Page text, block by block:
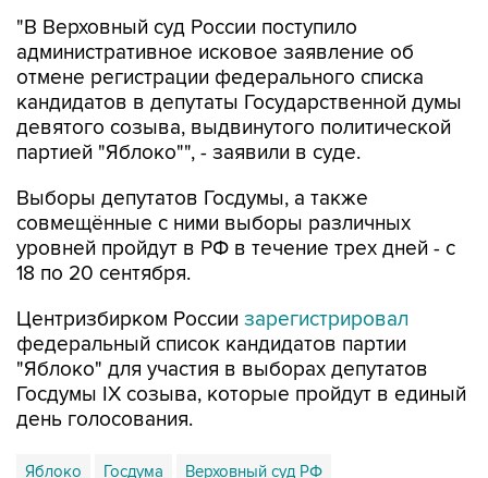
отмене регистрации федерального списка
кандидатов в депутаты Государственной думы
девятого созыва, выдвинутого политической
партией "Яблоко"", - заявили в суде.
Выборы депутатов Госдумы, а также
уровней пройдут в РФ в течение трех дней - с
18 по 20 сентября.
Центризбирком России
"Яблоко" для участия в выборах депутатов
Госдумы IX созыва, которые пройдут в единый
день голосования.
Яблоко Госдума Верховный суд РФ